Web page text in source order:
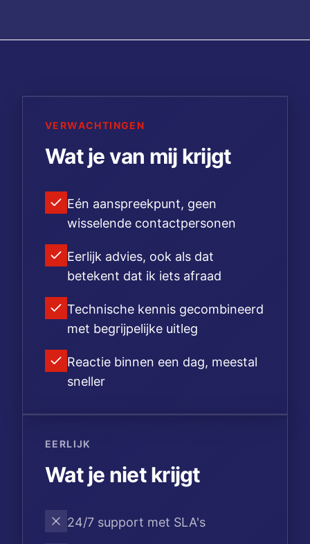
VERWACHTINGEN
Wat je van mij krijgt
Eén aanspreekpunt, geen
wisselende contactpersonen
Eerlijk advies, ook als dat
betekent dat ik iets afraad
Technische kennis gecombineerd
met begrijpelijke uitleg
Reactie binnen een dag, meestal
sneller
EERLIJK
Wat je niet krijgt
24/7 support met SLA's